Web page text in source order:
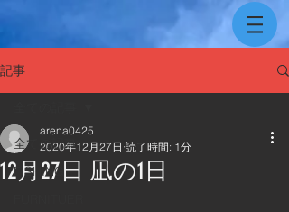
記事
全ての記事
FISHING
12月27日 凪の1日
arena0425
2020年12月27日 読了時間: 1分